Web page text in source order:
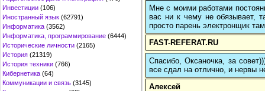
Инвестиции (106)
Иностранный язык (62791)
Информатика (3562)
Информатика, программирование (6444)
Исторические личности (2165)
История (21319)
История техники (766)
Кибернетика (64)
Коммуникации и связь (3145)
Мне с моими работами
вас ни к чему не обязывает,
просто парень электронщик
FAST-REFERAT.RU
Спасибо, Оксаночка, за
все сдал на отлично, и нервы
Алексей